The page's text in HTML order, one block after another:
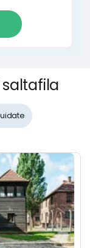
saltafila